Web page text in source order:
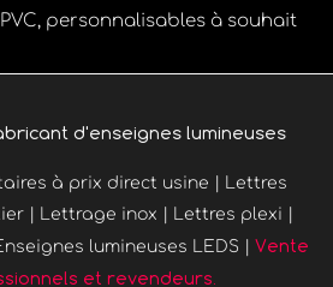
personnalisables à souhait
d'enseignes lumineuses
à prix direct usine | Lettres
| Lettrage inox | Lettres plexi |
lumineuses LEDS | Vente
et revendeurs.